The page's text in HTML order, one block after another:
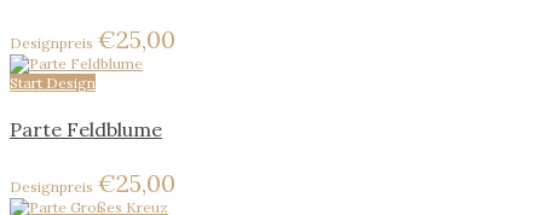
€25,00
Start Design
Parte Feldblume
€25,00